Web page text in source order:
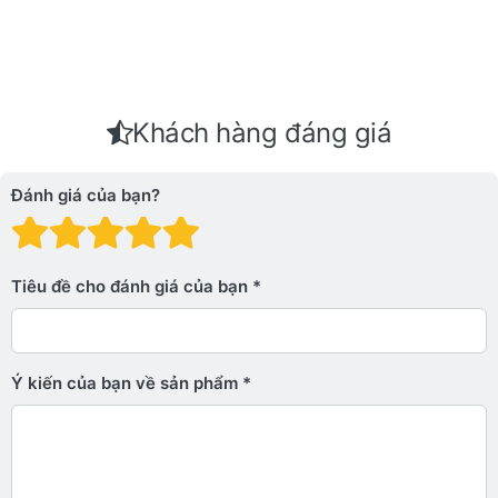
Khách hàng đáng giá
Đánh giá của bạn?
Đánh giá: 4 trên 5
Đánh giá: 3 trên 5 sao.
Đánh giá: 2 trên 5 sao.
Đánh giá: 1 trên 5 sao. Xấu
Tiêu đề cho đánh giá của bạn
Ý kiến ​​của bạn về sản phẩm